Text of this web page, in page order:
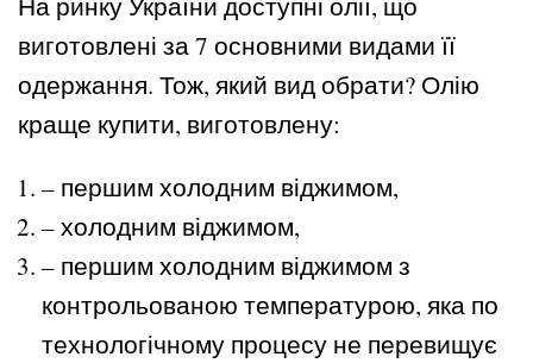
виготовлені за 7 основними видами її
одержання. Тож, який вид обрати? Олію
краще купити, виготовлену:
– першим холодним віджимом,
– холодним віджимом,
– першим холодним віджимом з
контрольованою температурою, яка по
технологічному процесу не перевищує